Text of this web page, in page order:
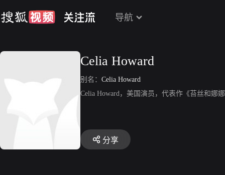
导航
Celia Howard
别名： Celia Howard
Celia Howard，美国演员，代表作《苔丝和娜
分享